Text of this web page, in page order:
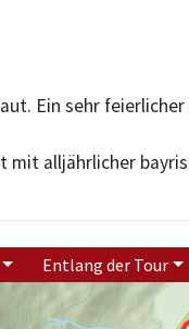
Ein sehr
mit alljährlicher
Entlang der Tour